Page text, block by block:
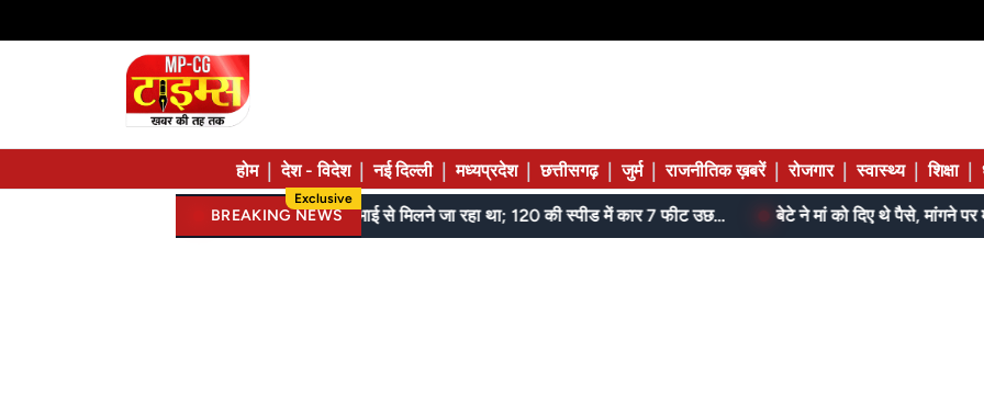
होम देश - विदेश नई दिल्ली मध्यप्रदेश छत्तीसगढ़ जुर्म राजनीतिक ख़बरें रोजगार स्वास्थ्य शिक्षा
BREAKING NEWS
Exclusive
जेल में बंद भाई से मिलने जा रहा था; 120 की स्पीड में कार 7 फीट उछली, दम तोड़ने से पहले बोला- मुझे बचा लो...